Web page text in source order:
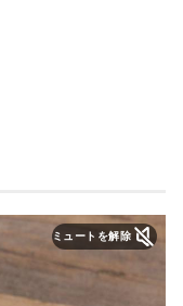
ミュートを解除